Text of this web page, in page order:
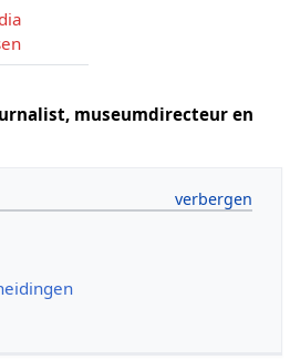
museumdirecteur en